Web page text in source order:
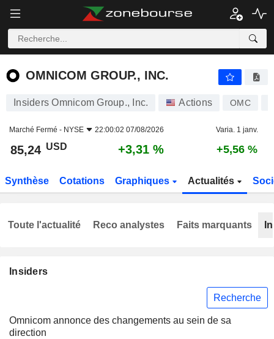
OMNICOM GROUP., INC.
OMNICOM GROUP., INC.
Insiders Omnicom Group., Inc. Actions OMC
Marché Fermé - NYSE 22:00:02 07/08/2026 Varia. 1 janv.
85,24 USD +3,31 % +5,56 %
Synthèse Cotations Graphiques Actualités
Insiders
Recherche
Omnicom annonce des changements au sein de sa
direction
Toute l'actualité Reco analystes Faits marquants